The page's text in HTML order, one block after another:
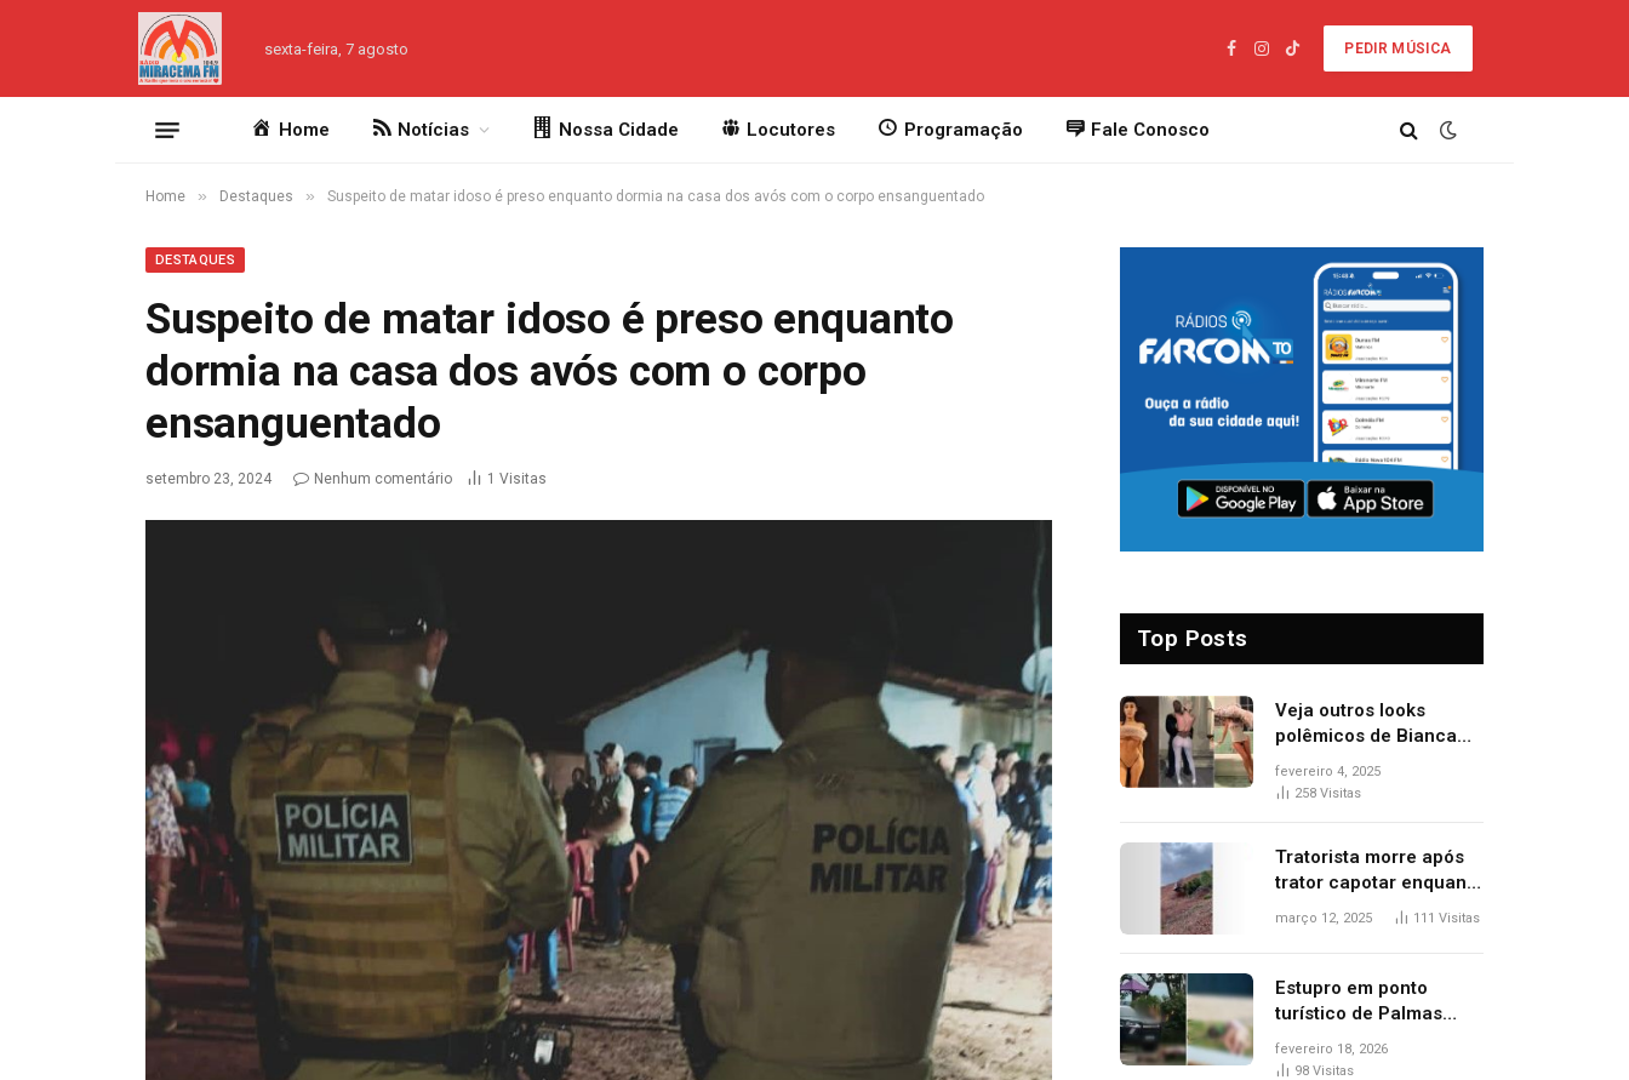
sexta-feira, 7 agosto
Facebook
Instagram
TikTok
PEDIR MÚSICA
Home Notícias Nossa Cidade Locutores Programação Fale Conosco
Home » Destaques » Suspeito de matar idoso é preso enquanto dormia na casa dos avós com o corpo ensanguentado
DESTAQUES
Suspeito de matar idoso é preso enquanto
dormia na casa dos avós com o corpo
ensanguentado
setembro 23, 2024 Nenhum comentário 1 Visitas
Top Posts
Veja outros looks
polêmicos de Bianca
Censori, esposa de
Kanye West que
fevereiro 4, 2025
258 Visitas
Tratorista morre após
trator capotar enquanto
removia vegetação em
março 12, 2025 111 Visitas
Estupro em ponto
turístico de Palmas
ocorreu em frente à
viatura e base de
fevereiro 18, 2026
98 Visitas